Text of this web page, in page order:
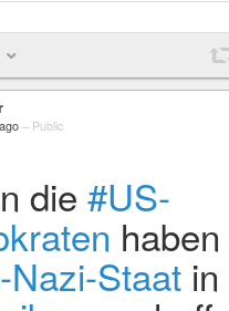
– Public
die #US-
Nazi-Staat in